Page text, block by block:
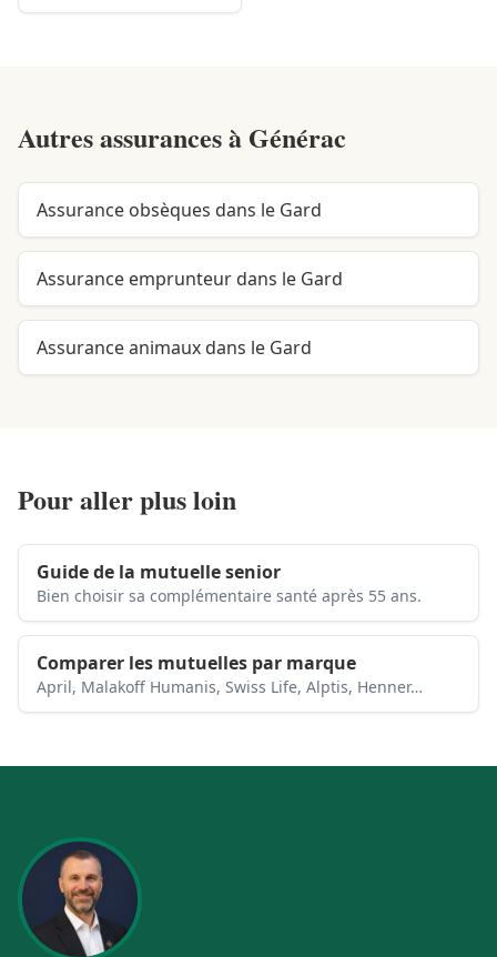
Autres assurances à Générac
Assurance obsèques dans le Gard
Assurance emprunteur dans le Gard
Assurance animaux dans le Gard
Pour aller plus loin
Guide de la mutuelle senior
Bien choisir sa complémentaire santé après 55 ans.
Comparer les mutuelles par marque
April, Malakoff Humanis, Swiss Life, Alptis, Henner…